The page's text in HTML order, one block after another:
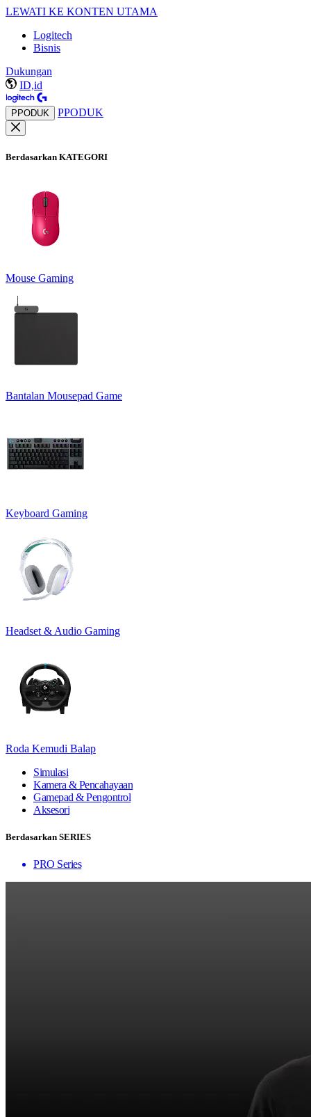
LEWATI KE KONTEN UTAMA
Logitech
Bisnis
Dukungan
ID,id
PPODUK PPODUK
Berdasarkan KATEGORI
Mouse Gaming
Bantalan Mousepad Game
Keyboard Gaming
Headset & Audio Gaming
Roda Kemudi Balap
Simulasi
Kamera & Pencahayaan
Gamepad & Pengontrol
Aksesori
Berdasarkan SERIES
PRO Series